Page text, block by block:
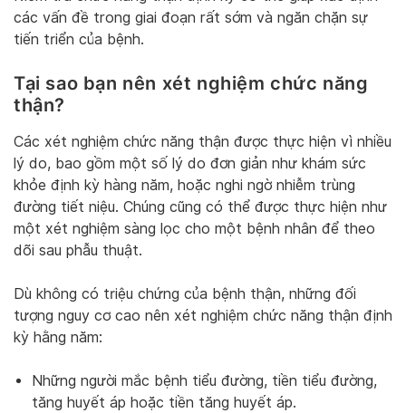
các vấn đề trong giai đoạn rất sớm và ngăn chặn sự
tiến triển của bệnh.
Tại sao bạn nên xét nghiệm chức năng
thận?
Các xét nghiệm chức năng thận được thực hiện vì nhiều
lý do, bao gồm một số lý do đơn giản như khám sức
khỏe định kỳ hàng năm, hoặc nghi ngờ nhiễm trùng
đường tiết niệu. Chúng cũng có thể được thực hiện như
một xét nghiệm sàng lọc cho một bệnh nhân để theo
dõi sau phẫu thuật.
Dù không có triệu chứng của bệnh thận, những đối
tượng nguy cơ cao nên xét nghiệm chức năng thận định
kỳ hằng năm:
Những người mắc bệnh tiểu đường, tiền tiểu đường,
tăng huyết áp hoặc tiền tăng huyết áp.